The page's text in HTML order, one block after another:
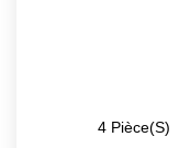
4 Pièce(s)